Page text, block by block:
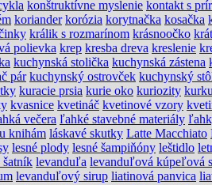
konštruktívne myslenie kontakt s
koriander korózia korytnačka kosačka
králik s rozmarínom krásnoočko
polievka krep kresba dreva kreslenie
kuchynská stolička kuchynská zástena
pár kuchynský ostrovček kuchynský
kuracie prsia kurie oko kuriozity
kvasnice kvetináč kvetinové vzory
večera ľahké stavebné materiály
knihám láskavé skutky Latte Macchiato
lesné plody lesné šampiňóny leštidlo
šatník levanduľa levanduľová kúpeľová
levanduľový sirup liatinová panvica